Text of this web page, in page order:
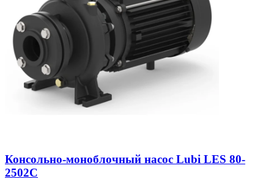
Консольно-моноблочный насос Lubi LES 80-
2502C